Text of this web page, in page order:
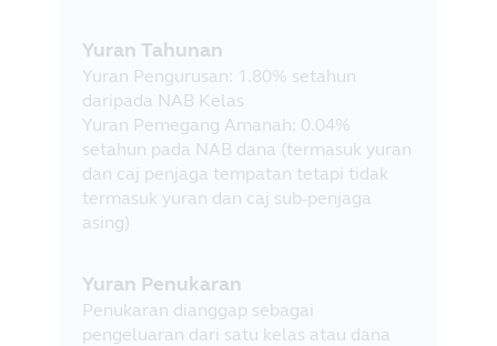
Yuran Tahunan
Yuran Pengurusan: 1.80% setahun
daripada NAB Kelas
Yuran Pemegang Amanah: 0.04%
setahun pada NAB dana (termasuk yuran
dan caj penjaga tempatan tetapi tidak
termasuk yuran dan caj sub-penjaga
asing)
Yuran Penukaran
Penukaran dianggap sebagai
pengeluaran dari satu kelas atau dana